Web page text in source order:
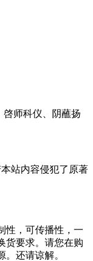
啓师科仪、阴蘸扬
站内容侵犯了原著
性，可传播性，一
货要求。请您在购
还请谅解。